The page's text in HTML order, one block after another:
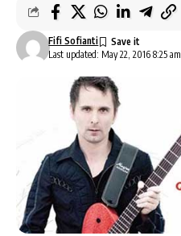
Last updated: May 22, 2016 8:25 am
Fifi Sofianti